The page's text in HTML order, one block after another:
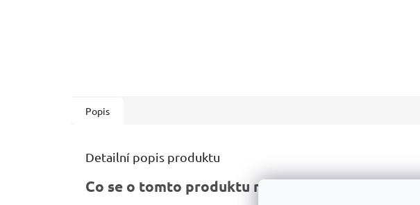
Popis
Detailní popis produktu
Co se o tomto produktu můžete dozvědět? Třeba: